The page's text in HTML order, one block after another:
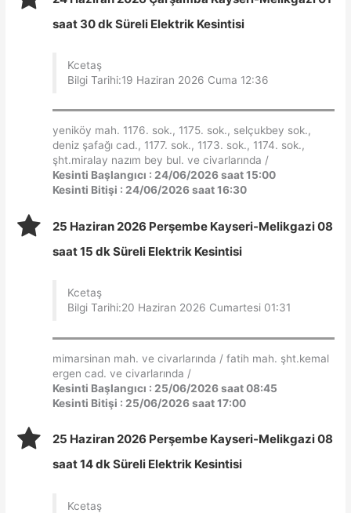
saat 30 dk Süreli Elektrik Kesintisi
Kcetaş
Bilgi Tarihi:19 Haziran 2026 Cuma 12:36
yeniköy mah. 1176. sok., 1175. sok., selçukbey sok.,
deniz şafağı cad., 1177. sok., 1173. sok., 1174. sok.,
şht.miralay nazım bey bul. ve civarlarında /
Kesinti Başlangıcı : 24/06/2026 saat 15:00
Kesinti Bitişi : 24/06/2026 saat 16:30
25 Haziran 2026 Perşembe Kayseri-Melikgazi 08
saat 15 dk Süreli Elektrik Kesintisi
Kcetaş
Bilgi Tarihi:20 Haziran 2026 Cumartesi 01:31
mimarsinan mah. ve civarlarında / fatih mah. şht.kemal
ergen cad. ve civarlarında /
Kesinti Başlangıcı : 25/06/2026 saat 08:45
Kesinti Bitişi : 25/06/2026 saat 17:00
25 Haziran 2026 Perşembe Kayseri-Melikgazi 08
saat 14 dk Süreli Elektrik Kesintisi
Kcetaş